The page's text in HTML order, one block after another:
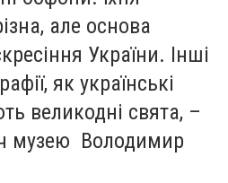
але основа
України. Інші
як українські
великодні свята, –
музею Володимир